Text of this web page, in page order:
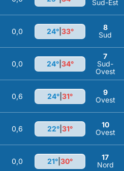
Sud-Est
0,0 24°| 33°
8
Sud
0,0 24°| 34°
7
Sud-
Ovest
0,6 24° 31°
9
Ovest
0,6 22° 31°
10
Ovest
0,0 21° 30°
17
Nord